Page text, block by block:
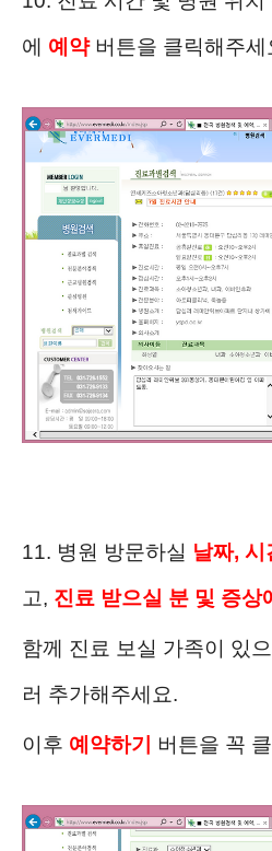
에 예약버튼을 클릭해주세
11. 병원 방문하실 날짜, 시
고, 진료 받으실 분 및 증상
함께 진료 보실 가족이 있
러 추가해주세요.
이후 예약하기 버튼을 꼭